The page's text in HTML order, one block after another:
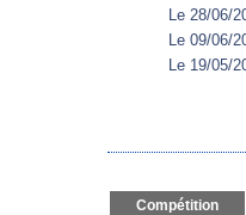
Le 28/06/
Le 09/06/
Le 19/05/
Compétition